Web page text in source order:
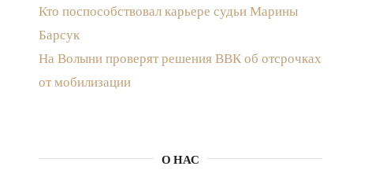
Кто поспособствовал карьере судьи Марины
Барсук
На Волыни проверят решения ВВК об отсрочках
от мобилизации
О НАС